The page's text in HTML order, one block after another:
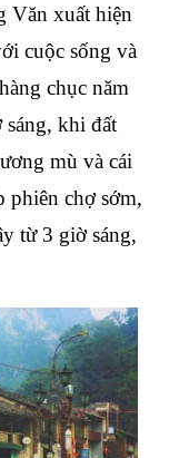
Văn xuất hiện
cuộc sống và
chục năm
sáng, khi đất
mù và cái
phiên chợ sớm,
từ 3 giờ sáng,